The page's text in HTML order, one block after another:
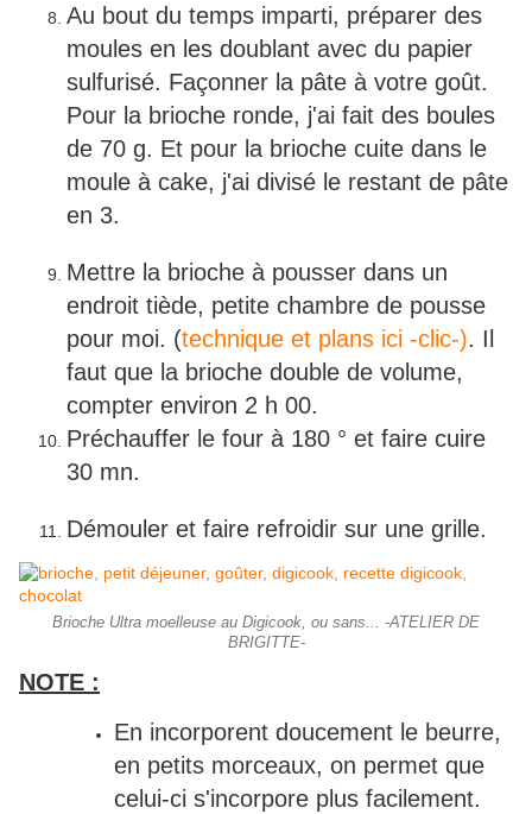
Au bout du temps imparti, préparer des
moules en les doublant avec du papier
sulfurisé. Façonner la pâte à votre goût.
Pour la brioche ronde, j'ai fait des boules
de 70 g. Et pour la brioche cuite dans le
moule à cake, j'ai divisé le restant de pâte
en 3.
Mettre la brioche à pousser dans un
endroit tiède, petite chambre de pousse
pour moi. (technique et plans ici -clic-). Il
faut que la brioche double de volume,
compter environ 2 h 00.
Préchauffer le four à 180 ° et faire cuire
30 mn.
Démouler et faire refroidir sur une grille.
Brioche Ultra moelleuse au Digicook, ou sans... -ATELIER DE
BRIGITTE-
NOTE :
En incorporent doucement le beurre,
en petits morceaux, on permet que
celui-ci s'incorpore plus facilement.